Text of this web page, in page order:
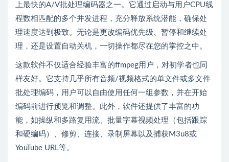
上最快的A/V批处理编码器之一。它通过启动与用户CPU线
程数相匹配的多个并发进程，充分释放系统潜能，确保处
理速度达到极致。无论是更改编码优先级、暂停和继续处
理，还是设置自动关机，一切操作都尽在您的掌控之中。
这款软件不仅适合经验丰富的ffmpeg用户，对初学者也同
样友好。它支持几乎所有音频/视频格式的单文件或多文件
批处理编码，用户可以自由使用任何一组参数，并在开始
编码前进行预览和调整。此外，软件还提供了丰富的功
能，如操纵和多路复用流、批量字幕视频处理（包括跟踪
和硬编码）、修剪、连接、录制屏幕以及捕获M3u8或
YouTube URL等。